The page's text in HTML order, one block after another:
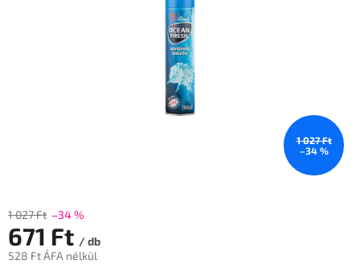
1 027 Ft
–34 %
1 027 Ft –34 %
671 Ft / db
528 Ft ÁFA nélkül